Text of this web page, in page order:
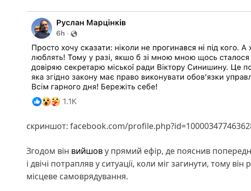
скриншот: facebook.com/
Згодом він вийшову прямий ефір, де пояснив
і двічі потрапляв у ситуації, коли міг загинути, тому
місцеве самоврядування.